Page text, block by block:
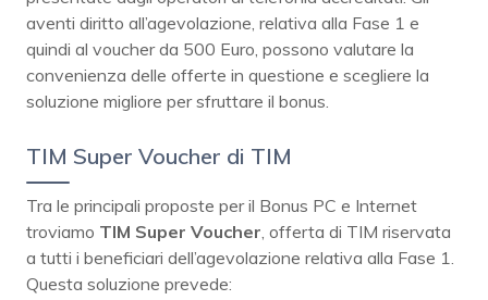
aventi diritto all’agevolazione, relativa alla Fase 1 e
quindi al voucher da 500 Euro, possono valutare la
convenienza delle offerte in questione e scegliere la
soluzione migliore per sfruttare il bonus.
TIM Super Voucher di TIM
Tra le principali proposte per il Bonus PC e Internet
troviamo TIM Super Voucher , offerta di TIM riservata
a tutti i beneficiari dell’agevolazione relativa alla Fase 1.
Questa soluzione prevede: